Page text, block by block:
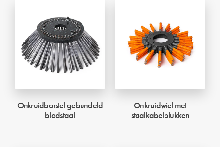
Onkruidborstel gebundeld
bladstaal
Onkruidwiel met
staalkabelplukken